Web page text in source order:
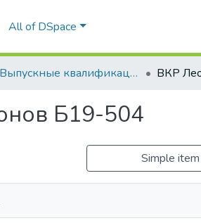
All of DSpace
Выпускные квалификационные работы ВКР
Б19-504
Simple